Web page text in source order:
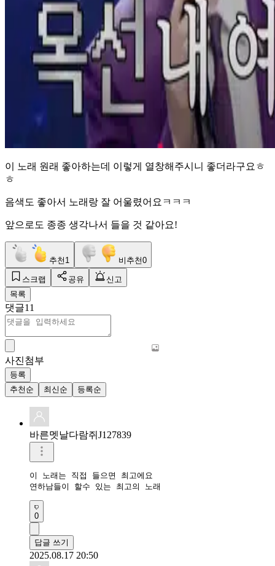
이 노래 원래 좋아하는데 이렇게 열창해주시니 좋더라구요ㅎ
ㅎ
음색도 좋아서 노래랑 잘 어울렸어요ㅋㅋㅋ
앞으로도 종종 생각나서 들을 것 같아요!
추천 1 비추천0
스크랩 공유
신고
목록
댓글11
사진첨부
등록
추천순
최신순 등록순
바른멧날다람쥐J127839
이 노래는 직접 들으면 최고에요
연하남들이 할수 있는 최고의 노래
0
답글 쓰기
2025.08.17 20:50